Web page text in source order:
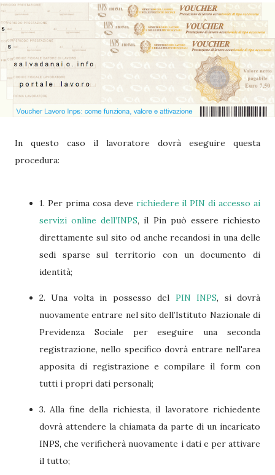
In questo caso il lavoratore dovrà eseguire questa
procedura:
1. Per prima cosa deve richiedere il PIN di accesso ai
servizi online dell’INPS, il Pin può essere richiesto
direttamente sul sito od anche recandosi in una delle
sedi sparse sul territorio con un documento di
identità;
2. Una volta in possesso del PIN INPS, si dovrà
nuovamente entrare nel sito dell’Istituto Nazionale di
Previdenza Sociale per eseguire una seconda
registrazione, nello specifico dovrà entrare nell'area
apposita di registrazione e compilare il form con
tutti i propri dati personali;
3. Alla fine della richiesta, il lavoratore richiedente
dovrà attendere la chiamata da parte di un incaricato
INPS, che verificherà nuovamente i dati e per attivare
il tutto;